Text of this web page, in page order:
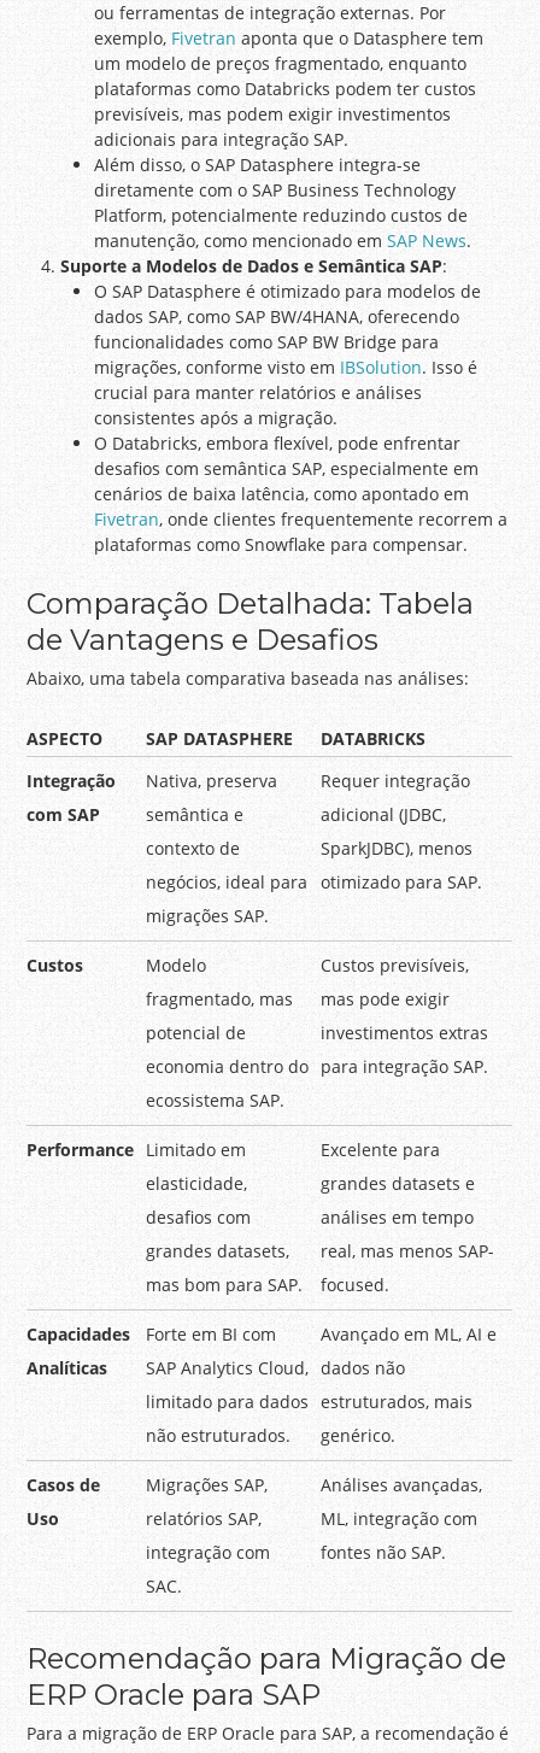
ou ferramentas de integração externas. Por
exemplo,Fivetran aponta que o Datasphere tem
um modelo de preços fragmentado, enquanto
plataformas como Databricks podem ter custos
previsíveis, mas podem exigir investimentos
adicionais para integração SAP.
Além disso, o SAP Datasphere integra-se
diretamente com o SAP Business Technology
Platform, potencialmente reduzindo custos de
manutenção, como mencionado emSAP News.
Suporte a Modelos de Dados e Semântica SAP:
O SAP Datasphere é otimizado para modelos de
dados SAP, como SAP BW/4HANA, oferecendo
funcionalidades como SAP BW Bridge para
migrações, conforme visto em IBSolution. Isso é
crucial para manter relatórios e análises
consistentes após a migração.
O Databricks, embora flexível, pode enfrentar
desafios com semântica SAP, especialmente em
cenários de baixa latência, como apontado em
Fivetran, onde clientes frequentemente recorrem a
plataformas como Snowflake para compensar.
Comparação Detalhada: Tabela
de Vantagens e Desafios
Abaixo, uma tabela comparativa baseada nas análises:
ASPECTO SAP DATASPHERE
DATABRICKS
Integração
com SAP
Nativa, preserva
semântica e
contexto de
negócios, ideal para
migrações SAP.
Requer integração
adicional (JDBC,
SparkJDBC), menos
otimizado para SAP.
Custos
Modelo
fragmentado, mas
potencial de
economia dentro do
ecossistema SAP.
Custos previsíveis,
mas pode exigir
investimentos extras
para integração SAP.
Performance Limitado em
elasticidade,
desafios com
grandes datasets,
mas bom para SAP.
Excelente para
grandes datasets e
análises em tempo
real, mas menos SAP-
focused.
Capacidades
Analíticas
Forte em BI com
SAP Analytics Cloud,
limitado para dados
não estruturados.
Avançado em ML, AI e
dados não
estruturados, mais
genérico.
Casos de
Uso
Migrações SAP,
relatórios SAP,
integração com
SAC.
Análises avançadas,
ML, integração com
fontes não SAP.
Recomendação para Migração de
ERP Oracle para SAP
Para a migração de ERP Oracle para SAP, a recomendação é